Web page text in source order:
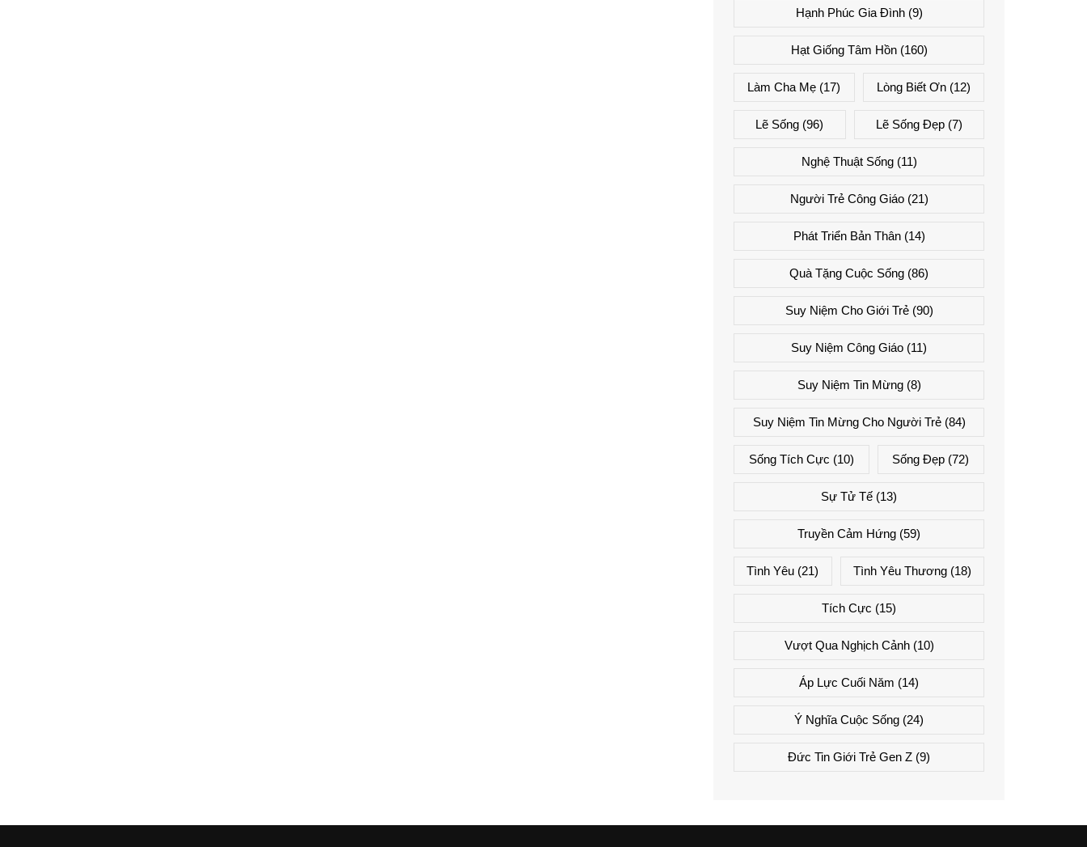
Hạnh Phúc Gia Đình(9)
Hạt Giống Tâm Hồn(160)
Làm Cha Mẹ (17) Lòng Biết Ơn(12)
Lẽ Sống (96) Lẽ Sống Đẹp(7)
Nghệ Thuật Sống(11)
Người Trẻ Công Giáo(21)
Phát Triển Bản Thân(14)
Quà Tặng Cuộc Sống (86)
Suy Niệm Cho Giới Trẻ(90)
Suy Niệm Công Giáo (11)
Suy Niệm Tin Mừng(8)
Suy Niệm Tin Mừng Cho Người Trẻ(84)
Sống Tích Cực (10) Sống Đẹp (72)
Sự Tử Tế (13)
Truyền Cảm Hứng (59)
Tình Yêu (21) Tình Yêu Thương(18)
Tích Cực (15)
Vượt Qua Nghịch Cảnh(10)
Áp Lực Cuối Năm (14)
Ý Nghĩa Cuộc Sống (24)
Đức Tin Giới Trẻ Gen Z (9)